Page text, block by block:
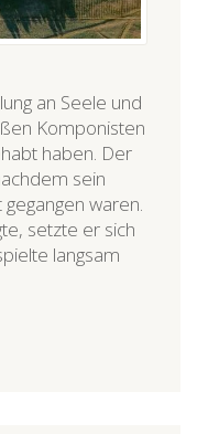
an Seele und
Komponisten
haben. Der
sein
waren.
setzte er sich
langsam